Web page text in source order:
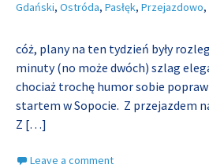
Gdański, Ostróda, Pasłęk, Przejazdowo,
cóż, plany na ten tydzień były
minuty (no może dwóch) szlag
chociaż trochę humor sobie
startem w Sopocie. Z przejazdem
Z […]
Leave a comment